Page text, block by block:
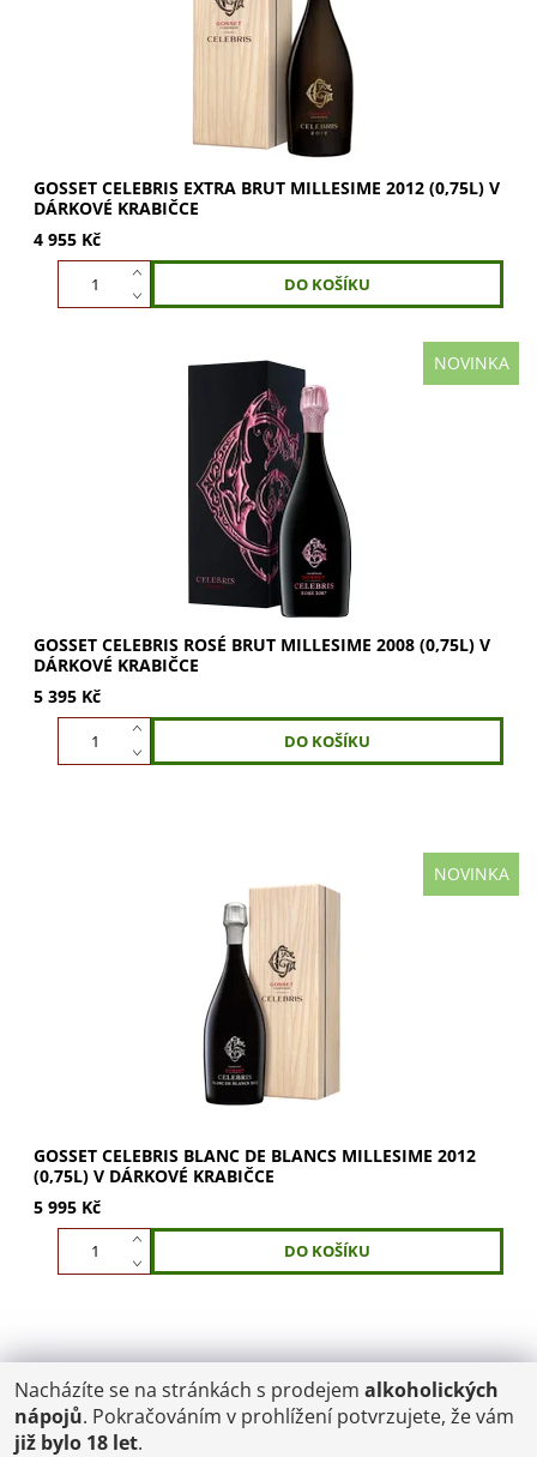
GOSSET CELEBRIS EXTRA BRUT MILLESIME 2012 (0,75L) V
DÁRKOVÉ KRABIČCE
4 955 Kč
NOVINKA
GOSSET Celebris Rosé Brut Millesime 2008 v dárkové
krabičce. Limitovaná edice. Aroma jahodového džemu,
pepře a máty. Plná chuť černých třešní s...
GOSSET CELEBRIS ROSÉ BRUT MILLESIME 2008 (0,75L) V
DÁRKOVÉ KRABIČCE
5 395 Kč
NOVINKA
Gosset Celebris Blanc de Blancs 2012 je víc než výjimečné
champagne – je to historický milník. Poprvé v celé
existenci cuvée Celebris se Maison...
GOSSET CELEBRIS BLANC DE BLANCS MILLESIME 2012
(0,75L) V DÁRKOVÉ KRABIČCE
5 995 Kč
POŠTOVNÉ
ČR: od 95,-
SK: 350,-
Nacházíte se na stránkách s prodejem alkoholických
nápojů. Pokračováním v prohlížení potvrzujete, že vám
již bylo 18 let.